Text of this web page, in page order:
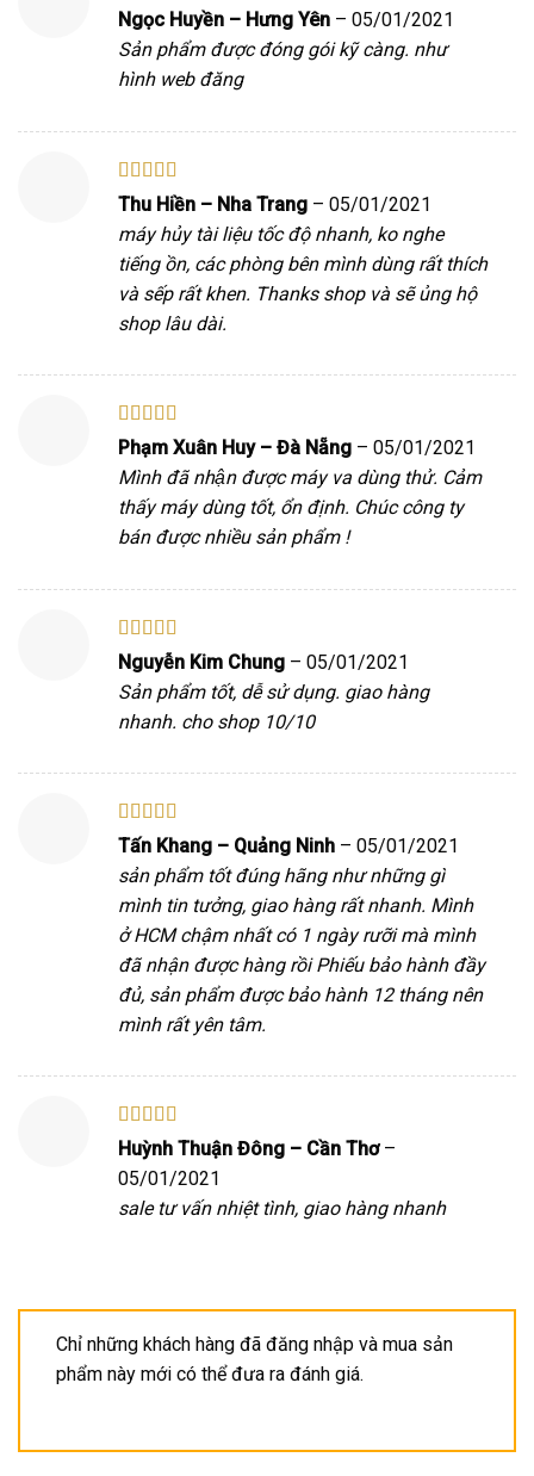
Được xếp
hạng
5 sao
Ngọc Huyền – Hưng Yên – 05/01/2021
Sản phẩm được đóng gói kỹ càng. như
hình web đăng
Được xếp
hạng55 sao
Thu Hiền – Nha Trang – 05/01/2021
máy hủy tài liệu tốc độ nhanh, ko nghe
tiếng ồn, các phòng bên mình dùng rất thích
và sếp rất khen. Thanks shop và sẽ ủng hộ
shop lâu dài.
Được xếp
hạng5 5 sao
Phạm Xuân Huy – Đà Nẵng – 05/01/2021
Mình đã nhận được máy va dùng thử. Cảm
thấy máy dùng tốt, ổn định. Chúc công ty
bán được nhiều sản phẩm !
Được xếp
hạng55 sao
Nguyễn Kim Chung – 05/01/2021
Sản phẩm tốt, dễ sử dụng. giao hàng
nhanh. cho shop 10/10
Được xếp
hạng55 sao
Tấn Khang – Quảng Ninh – 05/01/2021
sản phẩm tốt đúng hãng như những gì
mình tin tưởng, giao hàng rất nhanh. Mình
ở HCM chậm nhất có 1 ngày rưỡi mà mình
đã nhận được hàng rồi Phiếu bảo hành đầy
đủ, sản phẩm được bảo hành 12 tháng nên
mình rất yên tâm.
Được xếp
hạng55 sao
Huỳnh Thuận Đông – Cần Thơ –
05/01/2021
sale tư vấn nhiệt tình, giao hàng nhanh
Chỉ những khách hàng đã đăng nhập và mua sản
phẩm này mới có thể đưa ra đánh giá.